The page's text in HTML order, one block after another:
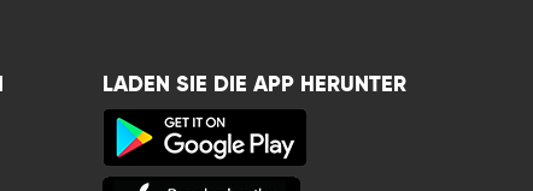
LADEN SIE DIE APP HERUNTER